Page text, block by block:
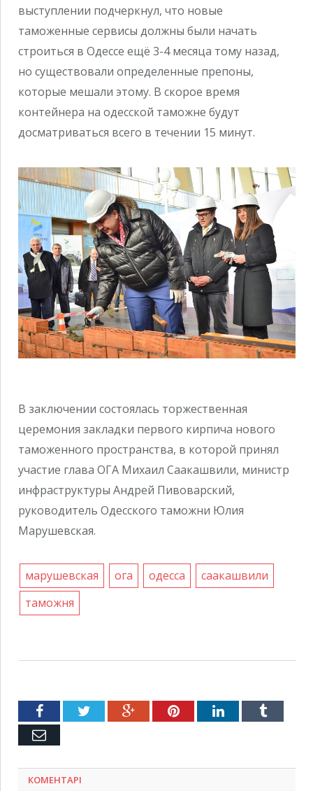
выступлении подчеркнул, что новые
таможенные сервисы должны были начать
строиться в Одессе ещё 3-4 месяца тому назад,
но существовали определенные препоны,
которые мешали этому. В скорое время
контейнера на одесской таможне будут
досматриваться всего в течении 15 минут.
В заключении состоялась торжественная
церемония закладки первого кирпича нового
таможенного пространства, в которой принял
участие глава ОГА Михаил Саакашвили, министр
инфраструктуры Андрей Пивоварский,
руководитель Одесского таможни Юлия
Марушевская.
марушевская ога одесса
саакашвили
таможня
FacebookTwitter Google+PinterestLinkedInTumblr
Емейл
КОМЕНТАРІ